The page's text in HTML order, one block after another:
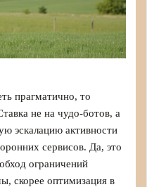
прагматично, то
не на чудо‑ботов, а
эскалацию активности
сервисов. Да, это
ограничений
скорее оптимизация в